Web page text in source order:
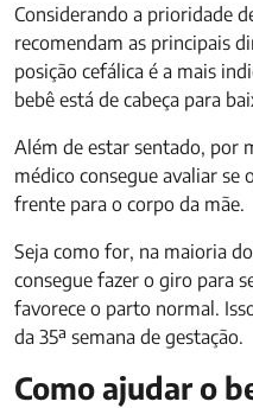
Considerando a prioridade
recomendam as principais
posição cefálica é a mais
bebê está de cabeça para
Além de estar sentado, por
médico consegue avaliar se
frente para o corpo da mãe.
Seja como for, na maioria
consegue fazer o giro para
favorece o parto normal.
da 35ª semana de gestação.
Como ajudar o